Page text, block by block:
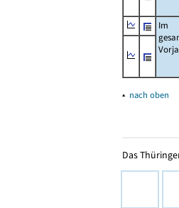
Im
▴ nach oben
Das